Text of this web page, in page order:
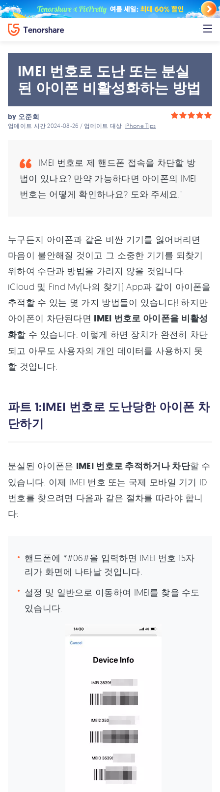
IMEI 번호로 도난 또는 분실
된 아이폰 비활성화하는 방법
by 오준희
업데이트 시간 2024-08-26 / 업데이트 대상iPhone Tips
IMEI 번호로 제 핸드폰 접속을 차단할 방
법이 있나요? 만약 가능하다면 아이폰의 IMEI
번호는 어떻게 확인하나요? 도와 주세요."
누구든지 아이폰과 같은 비싼 기기를 잃어버리면
마음이 불안해질 것이고 그 소중한 기기를 되찾기
위하여 수단과 방법을 가리지 않을 것입니다.
iCloud 및 Find My(나의 찾기) App과 같이 아이폰을
추적할 수 있는 몇 가지 방법들이 있습니다! 하지만
아이폰이 차단된다면 IMEI 번호로 아이폰을 비활성
화할 수 있습니다. 이렇게 하면 장치가 완전히 차단
되고 아무도 사용자의 개인 데이터를 사용하지 못
할 것입니다.
파트 1:IMEI 번호로 도난당한 아이폰 차
단하기
분실된 아이폰은 IMEI 번호로 추적하거나 차단할 수
있습니다. 이제 IMEI 번호 또는 국제 모바일 기기 ID
번호를 찾으려면 다음과 같은 절차를 따라야 합니
다:
핸드폰에 *#06#을 입력하면 IMEI 번호 15자
리가 화면에 나타날 것입니다.
설정 및 일반으로 이동하여 IMEI를 찾을 수도
있습니다.